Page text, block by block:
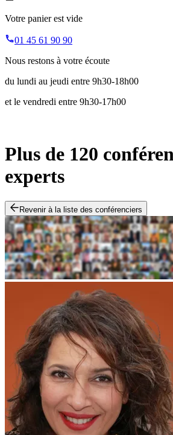
Votre panier est vide
01 45 61 90 90
Nous restons à votre écoute
du lundi au jeudi entre 9h30-18h00
et le vendredi entre 9h30-17h00
Plus de 120
experts
Revenir à la liste des conférenciers